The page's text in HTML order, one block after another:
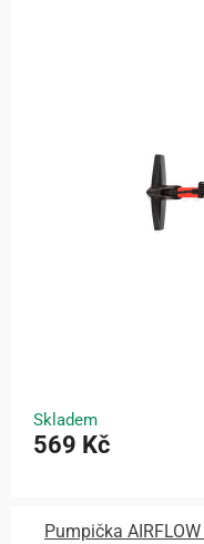
Skladem
569 Kč
Pumpička